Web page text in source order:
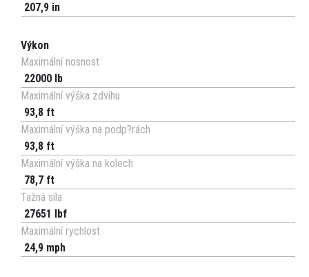
207,9 in
Výkon
Maximální nosnost
22000 lb
Maximální výška zdvihu
93,8 ft
Maximální výška na podp?rách
93,8 ft
Maximální výška na kolech
78,7 ft
Tažná síla
27651 lbf
Maximální rychlost
24,9 mph